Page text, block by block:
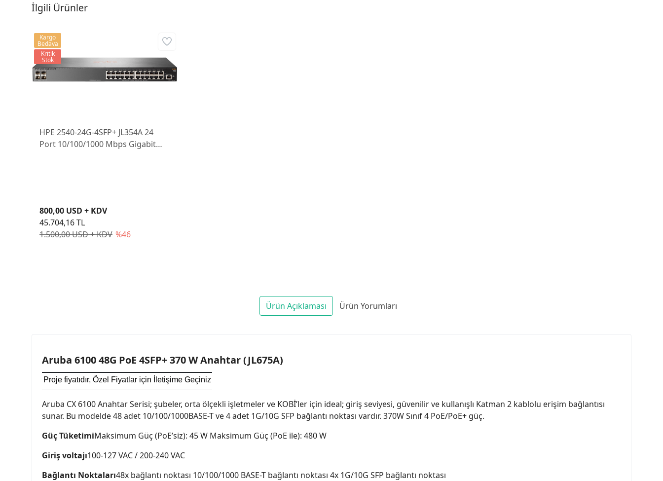
İlgili Ürünler
HPE 2540-24G-4SFP+ JL354A 24
Port 10/100/1000 Mbps Gigabit
1.500,00 USD + KDV %46
800,00 USD + KDV
45.704,16 TL
Kargo
Bedava
Kritik
Stok
Ürün Açıklaması Ürün Yorumları
Aruba 6100 48G PoE 4SFP+ 370 W Anahtar (JL675A)
Proje fiyatıdır, Özel Fiyatlar için İletişime Geçiniz
Aruba CX 6100 Anahtar Serisi; şubeler, orta ölçekli işletmeler ve KOBİ’ler için ideal; giriş seviyesi, güvenilir ve kullanışlı Katman 2 kablolu erişim bağlantısı
sunar. Bu modelde 48 adet 10/100/1000BASE-T ve 4 adet 1G/10G SFP bağlantı noktası vardır. 370W Sınıf 4 PoE/PoE+ güç.
Güç TüketimiMaksimum Güç (PoE’siz): 45 W Maksimum Güç (PoE ile): 480 W
Giriş voltajı100-127 VAC / 200-240 VAC
Bağlantı Noktaları48x bağlantı noktası 10/100/1000 BASE-T bağlantı noktası 4x 1G/10G SFP bağlantı noktası